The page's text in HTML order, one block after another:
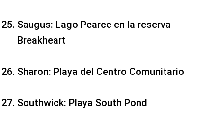
Saugus: Lago Pearce en la reserva
Breakheart
Sharon: Playa del Centro Comunitario
Southwick: Playa South Pond